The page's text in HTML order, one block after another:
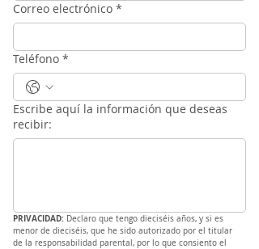
Correo electrónico *
Teléfono *
Escribe aquí la información que deseas
recibir:
PRIVACIDAD: Declaro que tengo dieciséis años, y si es
menor de dieciséis, que he sido autorizado por el titular
de la responsabilidad parental, por lo que consiento el